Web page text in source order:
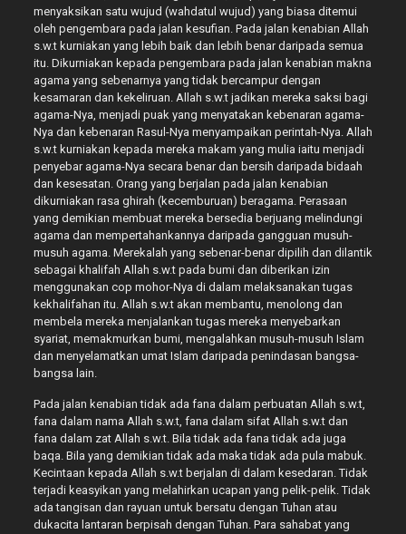
menyaksikan satu wujud (wahdatul wujud) yang biasa ditemui
oleh pengembara pada jalan kesufian. Pada jalan kenabian Allah
s.w.t kurniakan yang lebih baik dan lebih benar daripada semua
itu. Dikurniakan kepada pengembara pada jalan kenabian makna
agama yang sebenarnya yang tidak bercampur dengan
kesamaran dan kekeliruan. Allah s.w.t jadikan mereka saksi bagi
agama-Nya, menjadi puak yang menyatakan kebenaran agama-
Nya dan kebenaran Rasul-Nya menyampaikan perintah-Nya. Allah
s.w.t kurniakan kepada mereka makam yang mulia iaitu menjadi
penyebar agama-Nya secara benar dan bersih daripada bidaah
dan kesesatan. Orang yang berjalan pada jalan kenabian
dikurniakan rasa ghirah (kecemburuan) beragama. Perasaan
yang demikian membuat mereka bersedia berjuang melindungi
agama dan mempertahankannya daripada gangguan musuh-
musuh agama. Merekalah yang sebenar-benar dipilih dan dilantik
sebagai khalifah Allah s.w.t pada bumi dan diberikan izin
menggunakan cop mohor-Nya di dalam melaksanakan tugas
kekhalifahan itu. Allah s.w.t akan membantu, menolong dan
membela mereka menjalankan tugas mereka menyebarkan
syariat, memakmurkan bumi, mengalahkan musuh-musuh Islam
dan menyelamatkan umat Islam daripada penindasan bangsa-
bangsa lain.
Pada jalan kenabian tidak ada fana dalam perbuatan Allah s.w.t,
fana dalam nama Allah s.w.t, fana dalam sifat Allah s.w.t dan
fana dalam zat Allah s.w.t. Bila tidak ada fana tidak ada juga
baqa. Bila yang demikian tidak ada maka tidak ada pula mabuk.
Kecintaan kepada Allah s.w.t berjalan di dalam kesedaran. Tidak
terjadi keasyikan yang melahirkan ucapan yang pelik-pelik. Tidak
ada tangisan dan rayuan untuk bersatu dengan Tuhan atau
dukacita lantaran berpisah dengan Tuhan. Para sahabat yang